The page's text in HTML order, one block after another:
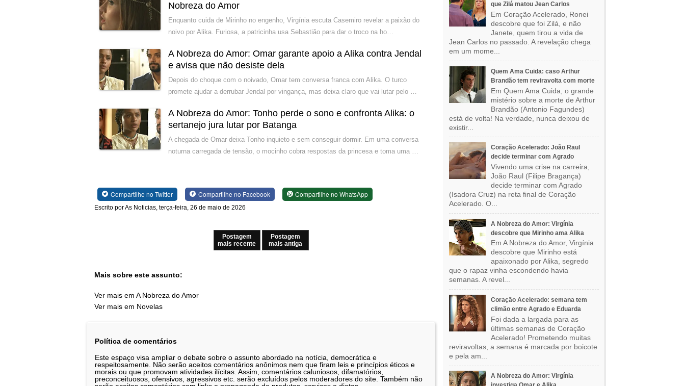
Nobreza do Amor
Enquanto cuida de Mirinho no engenho, Virgínia escuta Casemiro revelar a paixão do
noivo por Alika. Furiosa, a patricinha usa Sebastião para dar o troco na ho…
A Nobreza do Amor: Omar garante apoio a Alika contra Jendal
e avisa que não desiste dela
Depois do choque com o noivado, Omar tem conversa franca com Alika. O turco
promete ajudar a derrubar Jendal por vingança, mas deixa claro que vai lutar pelo …
A Nobreza do Amor: Tonho perde o sono e confronta Alika: o
sertanejo jura lutar por Batanga
A chegada de Omar deixa Tonho inquieto e sem conseguir dormir. Em uma conversa
noturna carregada de tensão, o mocinho cobra respostas da princesa e toma uma …
Compartilhe no Twitter Compartilhe no Facebook Compartilhe no WhatsApp
Escrito por As Noticias, terça-feira, 26 de maio de 2026
Postagem
mais recente
Postagem
mais antiga
Mais sobre este assunto:
Ver mais em A Nobreza do Amor
Ver mais em Novelas
Política de comentários
Este espaço visa ampliar o debate sobre o assunto abordado na notícia, democrática e
respeitosamente. Não serão aceitos comentários anônimos nem que firam leis e princípios éticos e
morais ou que promovam atividades ilícitas. Assim, comentários caluniosos, difamatórios,
preconceituosos, ofensivos, agressivos etc. serão excluídos pelos moderadores do site. Também não
que Zilá matou Jean Carlos
Em Coração Acelerado, Ronei
descobre que foi Zilá, e não
Janete, quem tirou a vida de
Jean Carlos no passado. A revelação chega
em um mome...
Quem Ama Cuida: caso Arthur
Brandão tem reviravolta com morte
Em Quem Ama Cuida, o grande
mistério sobre a morte de Arthur
Brandão (Antonio Fagundes)
está de volta! Na verdade, nunca deixou de
existir...
Coração Acelerado: João Raul
decide terminar com Agrado
Vivendo uma crise na carreira,
João Raul (Filipe Bragança)
decide terminar com Agrado
(Isadora Cruz) na reta final de Coração
Acelerado. O...
A Nobreza do Amor: Virgínia
descobre que Mirinho ama Alika
Em A Nobreza do Amor, Virgínia
descobre que Mirinho está
apaixonado por Alika, segredo
que o rapaz vinha escondendo havia
semanas. A revel...
Coração Acelerado: semana tem
climão entre Agrado e Eduarda
Foi dada a largada para as
últimas semanas de Coração
Acelerado! Prometendo muitas
reviravoltas, a semana é marcada por boicote
e pela am...
A Nobreza do Amor: Virgínia